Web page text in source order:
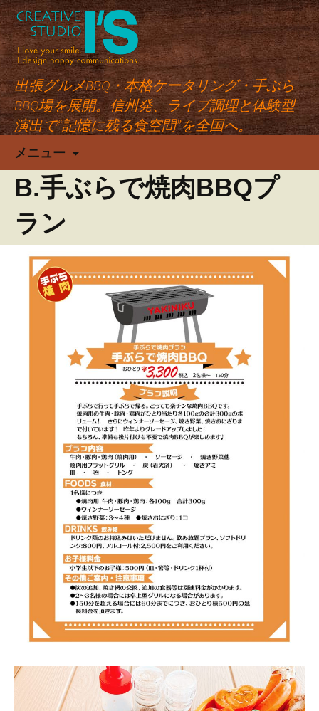
出張グルメBBQ・本格ケータリング・手ぶら
BBQ場を展開。信州発、ライブ調理と体験型
演出で“記憶に残る食空間”を全国へ。
メニュー
テ
ン
ッ
B.手ぶらで焼肉BBQプ
ラン